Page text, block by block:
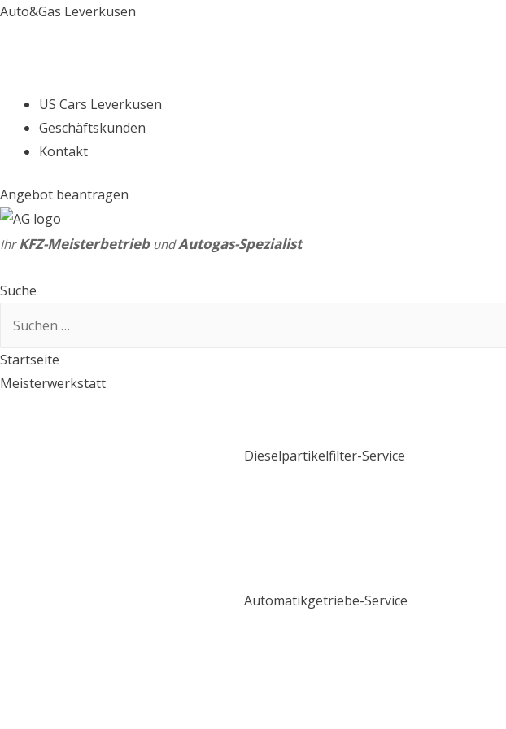
Auto&Gas Leverkusen
US Cars Leverkusen
Geschäftskunden
Kontakt
Angebot beantragen
IhrKFZ-Meisterbetrieb undAutogas-Spezialist
Suche
Startseite
Meisterwerkstatt
Dieselpartikelfilter-Service
Automatikgetriebe-Service